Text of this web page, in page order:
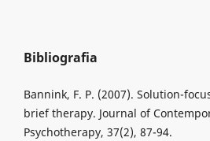
Bibliografia
Bannink, F. P. (2007). Solution-
brief therapy. Journal of
Psychotherapy, 37(2), 87-94.